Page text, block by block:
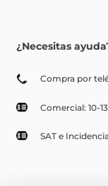
¿Necesitas
Compra por
Comercial: 10-
SAT e